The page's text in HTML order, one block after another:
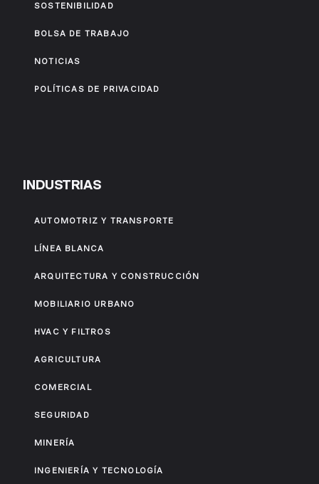
SOSTENIBILIDAD
BOLSA DE TRABAJO
NOTICIAS
POLÍTICAS DE PRIVACIDAD
INDUSTRIAS
AUTOMOTRIZ Y TRANSPORTE
LÍNEA BLANCA
ARQUITECTURA Y CONSTRUCCIÓN
MOBILIARIO URBANO
HVAC Y FILTROS
AGRICULTURA
COMERCIAL
SEGURIDAD
MINERÍA
INGENIERÍA Y TECNOLOGÍA